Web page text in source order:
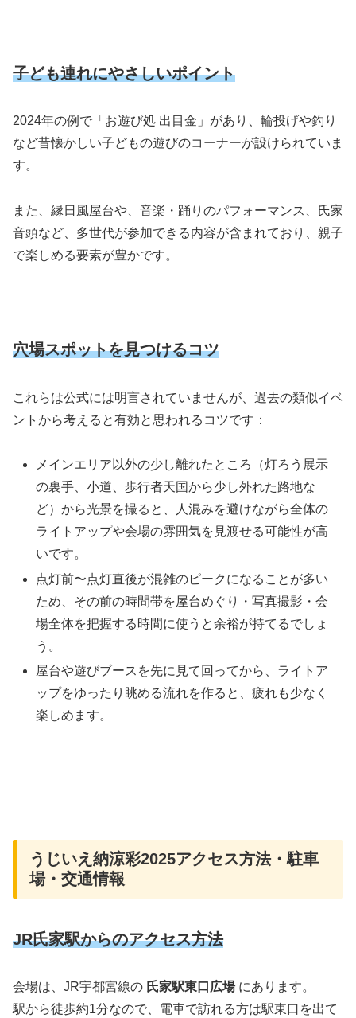
子ども連れにやさしいポイント
2024年の例で「お遊び処 出目金」があり、輪投げや釣り
など昔懐かしい子どもの遊びのコーナーが設けられていま
す。
また、縁日風屋台や、音楽・踊りのパフォーマンス、氏家
音頭など、多世代が参加できる内容が含まれており、親子
で楽しめる要素が豊かです。
穴場スポットを見つけるコツ
これらは公式には明言されていませんが、過去の類似イベ
ントから考えると有効と思われるコツです：
メインエリア以外の少し離れたところ（灯ろう展示
の裏手、小道、歩行者天国から少し外れた路地な
ど）から光景を撮ると、人混みを避けながら全体の
ライトアップや会場の雰囲気を見渡せる可能性が高
いです。
点灯前〜点灯直後が混雑のピークになることが多い
ため、その前の時間帯を屋台めぐり・写真撮影・会
場全体を把握する時間に使うと余裕が持てるでしょ
う。
屋台や遊びブースを先に見て回ってから、ライトア
ップをゆったり眺める流れを作ると、疲れも少なく
楽しめます。
うじいえ納涼彩2025アクセス方法・駐車
場・交通情報
JR氏家駅からのアクセス方法
会場は、JR宇都宮線の 氏家駅東口広場にあります。
駅から徒歩約1分なので、電車で訪れる方は駅東口を出て